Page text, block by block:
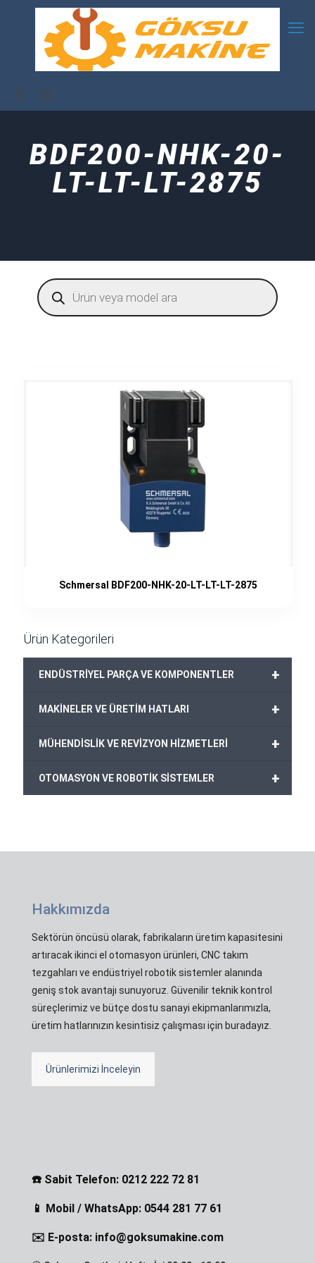
BDF200-NHK-20-
LT-LT-LT-2875
Products
search
Schmersal BDF200-NHK-20-LT-LT-LT-2875
Ürün Kategorileri
+
ENDÜSTRİYEL PARÇA VE KOMPONENTLER
+
MAKİNELER VE ÜRETİM HATLARI
+
MÜHENDİSLİK VE REVİZYON HİZMETLERİ
+
OTOMASYON VE ROBOTİK SİSTEMLER
Hakkımızda
Sektörün öncüsü olarak, fabrikaların üretim kapasitesini
artıracak ikinci el otomasyon ürünleri, CNC takım
tezgahları ve endüstriyel robotik sistemler alanında
geniş stok avantajı sunuyoruz. Güvenilir teknik kontrol
süreçlerimiz ve bütçe dostu sanayi ekipmanlarımızla,
üretim hatlarınızın kesintisiz çalışması için buradayız.
Ürünlerimizi İnceleyin
☎️ Sabit Telefon: 0212 222 72 81
📱 Mobil / WhatsApp: 0544 281 77 61
✉️ E-posta: info@goksumakine.com